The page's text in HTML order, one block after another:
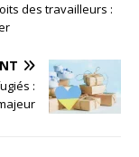
des travailleurs :
: